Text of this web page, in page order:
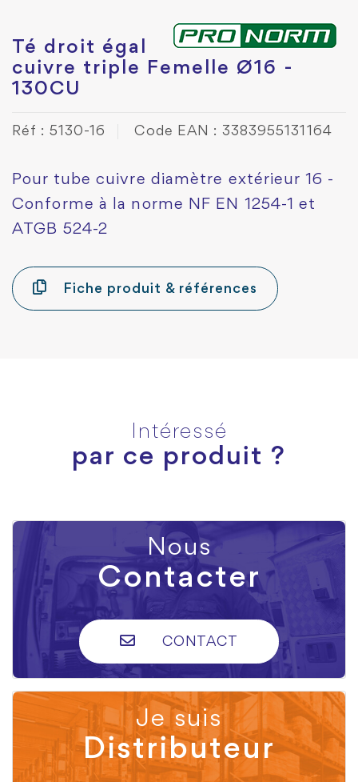
Té droit égal
cuivre triple Femelle Ø16 -
130CU
Réf : 5130-16 Code EAN : 3383955131164
Pour tube cuivre diamètre extérieur 16 -
Conforme à la norme NF EN 1254-1 et
ATGB 524-2
Fiche produit & références
Intéressé
par ce produit ?
Nous
Contacter
CONTACT
Je suis
Distributeur